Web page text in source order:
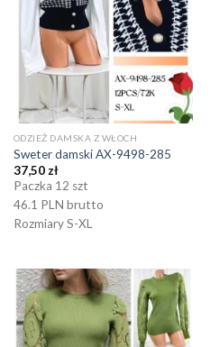
ODZIEŻ DAMSKA Z WŁOCH
Sweter damski AX-9498-285
37,50 zł
Paczka 12 szt
46.1 PLN brutto
Rozmiary S-XL